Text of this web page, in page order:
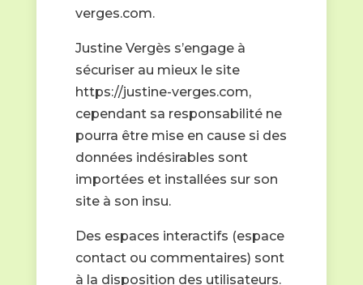
verges.com.
Justine Vergès s’engage à
sécuriser au mieux le site
https://justine-verges.com,
cependant sa responsabilité ne
pourra être mise en cause si des
données indésirables sont
importées et installées sur son
site à son insu.
Des espaces interactifs (espace
contact ou commentaires) sont
à la disposition des utilisateurs.